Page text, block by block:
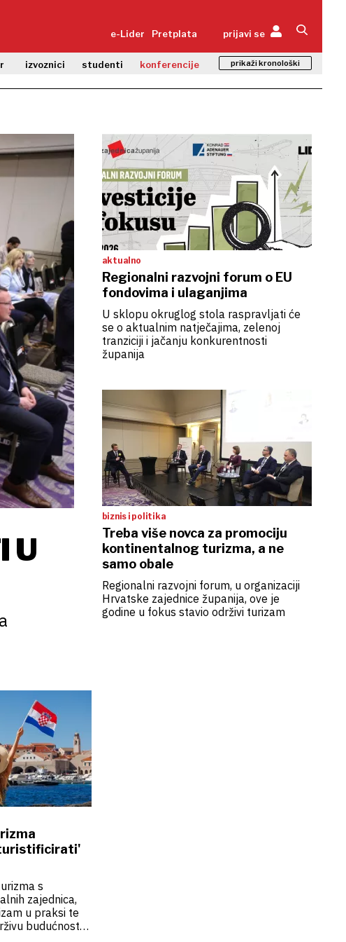
e-Lider Pretplata prijavi se
izvoznici studenti konferencije prikaži kronološki
U
aktualno
Regionalni razvojni forum o EU
fondovima i ulaganjima
U sklopu okruglog stola raspravljati će
se o aktualnim natječajima, zelenoj
tranziciji i jačanju konkurentnosti
županija
biznis i politika
Treba više novca za promociju
kontinentalnog turizma, a ne
samo obale
Regionalni razvojni forum, u organizaciji
Hrvatske zajednice županija, ove je
godine u fokus stavio održivi turizam
s
zajednica,
u praksi te
budućnost